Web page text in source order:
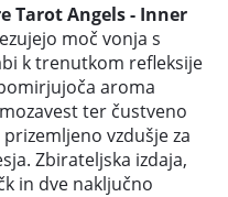
Tarot Angels - Inner
moč vonja s
k trenutkom refleksije
aroma
ter čustveno
vzdušje za
Zbirateljska izdaja,
in dve naključno